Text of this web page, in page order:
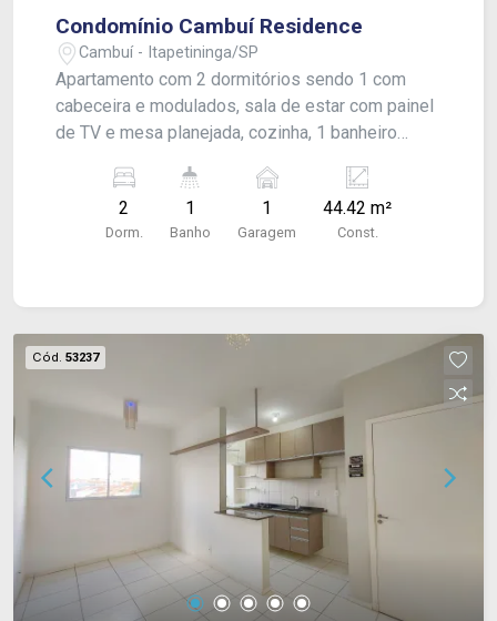
Condomínio Cambuí Residence
Cambuí - Itapetininga/SP
Apartamento com 2 dormitórios sendo 1 com
cabeceira e modulados, sala de estar com painel
de TV e mesa planejada, cozinha, 1 banheiro
embutido e divisória com blindex, vaga numerada
para 1 carro. Com armários nos dormitórios,
cozinha e banheiro. Acabamento: laje e piso frio.
2
Dorm.
1
Banho
1
Garagem
44.42 m²
Const.
Cód. 53237